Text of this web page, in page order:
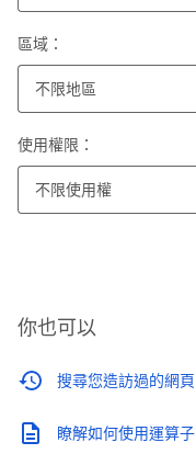
區域：
不限地區
使用權限：
不限使用權
你也可以
搜尋您造訪過的網頁
瞭解如何使用運算子